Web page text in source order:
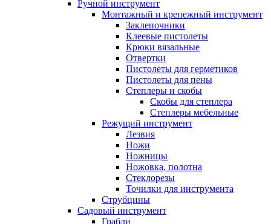
Ручной инструмент
Монтажный и крепежный инструмент
Заклепочники
Клеевые пистолеты
Крюки вязальные
Отвертки
Пистолеты для герметиков
Пистолеты для пены
Степлеры и скобы
Скобы для степлера
Степлеры мебельные
Режущий инструмент
Лезвия
Ножи
Ножницы
Ножовка, полотна
Стеклорезы
Точилки для инструмента
Струбцины
Садовый инструмент
Грабли